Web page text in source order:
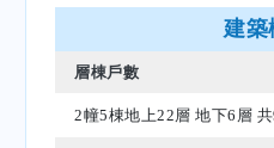
建築
層棟戶數
2幢5棟地上22層 地下6層